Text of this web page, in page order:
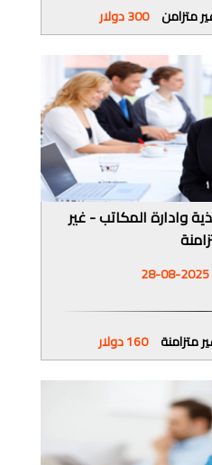
متزامن 300 دولار
وادارة المكاتب - غير
متزامنة 160 دولار